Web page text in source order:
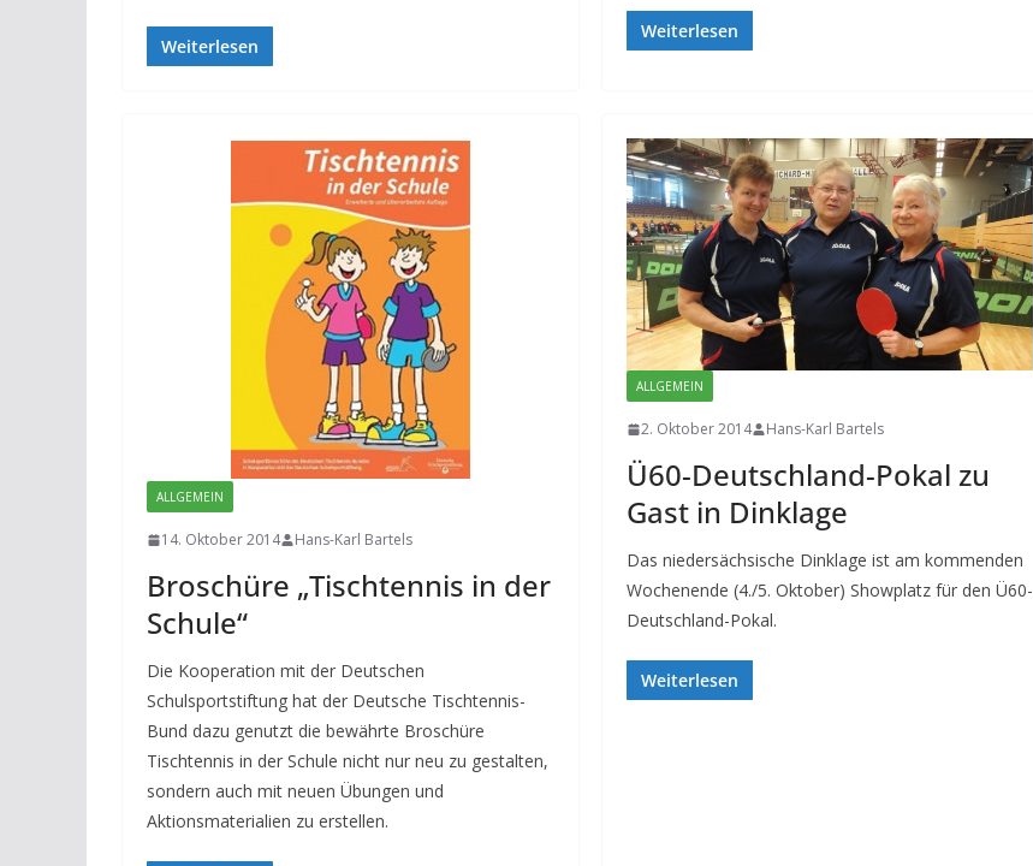
Weiterlesen
Weiterlesen
ALLGEMEIN
14. Oktober 2014 Hans-Karl Bartels
Broschüre „Tischtennis in der
Schule“
Die Kooperation mit der Deutschen
Schulsportstiftung hat der Deutsche Tischtennis-
Bund dazu genutzt die bewährte Broschüre
Tischtennis in der Schule nicht nur neu zu gestalten,
sondern auch mit neuen Übungen und
Aktionsmaterialien zu erstellen.
ALLGEMEIN
2. Oktober 2014 Hans-Karl Bartels
Ü60-Deutschland-Pokal zu
Gast in Dinklage
Das niedersächsische Dinklage ist am kommenden
Wochenende (4./5. Oktober) Showplatz für den Ü60-
Deutschland-Pokal.
Weiterlesen